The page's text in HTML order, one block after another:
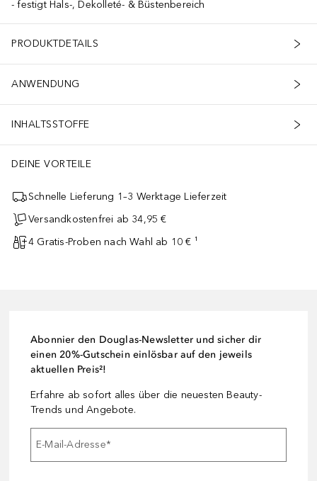
festigt Hals-, Dekolleté- & Büstenbereich
PRODUKTDETAILS
ANWENDUNG
INHALTSSTOFFE
DEINE VORTEILE
Schnelle Lieferung 1–3 Werktage Lieferzeit
Versandkostenfrei ab 34,95 €
4 Gratis-Proben nach Wahl ab 10 € ¹
Abonnier den Douglas-Newsletter und sicher dir
einen 20%-Gutschein einlösbar auf den jeweils
aktuellen Preis²!
Erfahre ab sofort alles über die neuesten Beauty-
Trends und Angebote.
E-Mail-Adresse*